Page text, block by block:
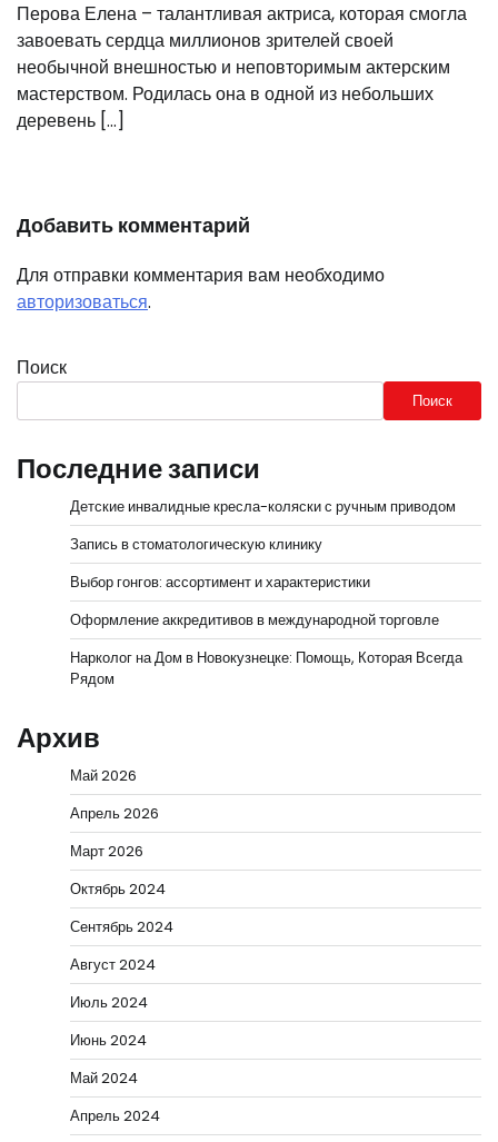
Перова Елена – талантливая актриса, которая смогла
завоевать сердца миллионов зрителей своей
необычной внешностью и неповторимым актерским
мастерством. Родилась она в одной из небольших
деревень […]
Добавить комментарий
Для отправки комментария вам необходимо
авторизоваться.
Поиск
Поиск
Последние записи
Детские инвалидные кресла-коляски с ручным приводом
Запись в стоматологическую клинику
Выбор гонгов: ассортимент и характеристики
Оформление аккредитивов в международной торговле
Нарколог на Дом в Новокузнецке: Помощь, Которая Всегда
Рядом
Архив
Май 2026
Апрель 2026
Март 2026
Октябрь 2024
Сентябрь 2024
Август 2024
Июль 2024
Июнь 2024
Май 2024
Апрель 2024